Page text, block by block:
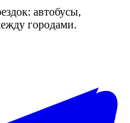
автобусы,
городами.